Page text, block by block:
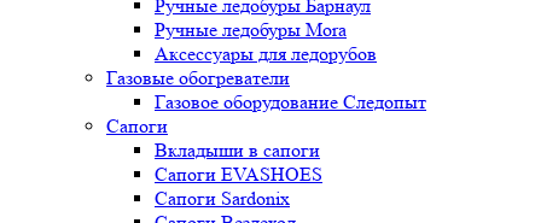
Ручные ледобуры Барнаул
Ручные ледобуры Mora
Аксессуары для ледорубов
Газовые обогреватели
Газовое оборудование Следопыт
Сапоги
Вкладыши в сапоги
Сапоги EVASHOES
Сапоги Sardonix